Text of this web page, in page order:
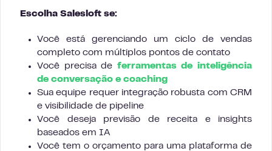
Escolha Salesloft se:
Você está gerenciando um ciclo de vendas
completo com múltiplos pontos de contato
Você precisa de ferramentas de inteligência
de conversação e coaching
Sua equipe requer integração robusta com CRM
e visibilidade de pipeline
Você deseja previsão de receita e insights
baseados em IA
Você tem o orçamento para uma plataforma de